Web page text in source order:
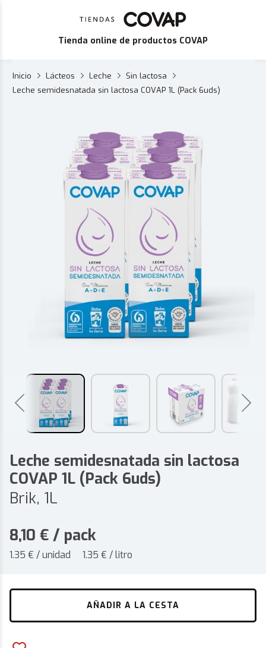
Tienda online de productos COVAP
Inicio Lácteos Leche
Sin lactosa
Leche semidesnatada sin lactosa COVAP 1L (Pack 6uds)
Leche semidesnatada sin lactosa
COVAP 1L (Pack 6uds)
Brik, 1L
8,10 € / pack
1.35 € / unidad 1.35 € / litro
AÑADIR A LA CESTA